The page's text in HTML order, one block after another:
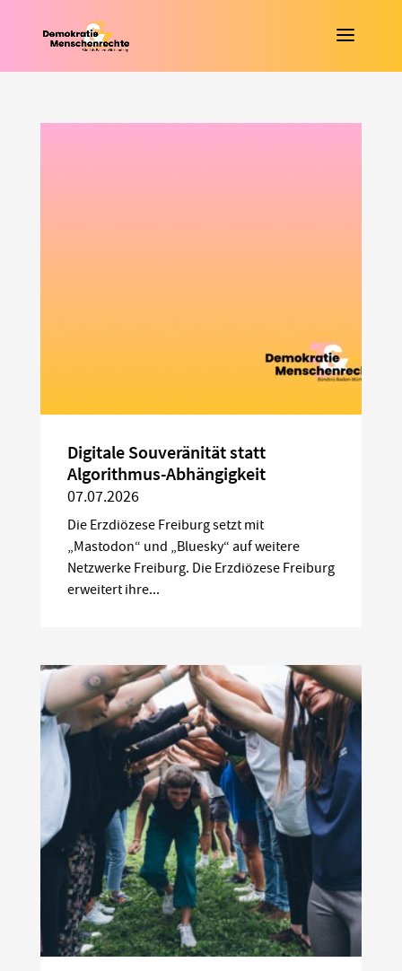
Digitale Souveränität statt
Algorithmus-Abhängigkeit
07.07.2026
Die Erzdiözese Freiburg setzt mit
„Mastodon“ und „Bluesky“ auf weitere
Netzwerke Freiburg. Die Erzdiözese Freiburg
erweitert ihre...